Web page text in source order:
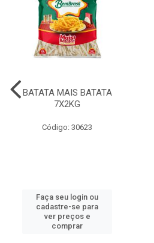
BATATA MAIS BATATA
7X2KG
Código: 30623
Faça seu login ou
cadastre-se para
ver preços e
comprar